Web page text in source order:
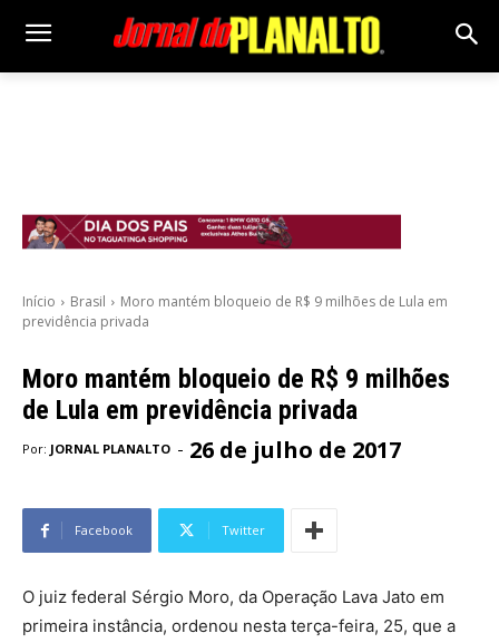
Início Brasil
Moro mantém bloqueio de R$ 9 milhões de Lula em
previdência privada
Moro mantém bloqueio de R$ 9 milhões
de Lula em previdência privada
Por: JORNAL PLANALTO - 26 de julho de 2017
Facebook Twitter
O juiz federal Sérgio Moro, da Operação Lava Jato em
primeira instância, ordenou nesta terça-feira, 25, que a